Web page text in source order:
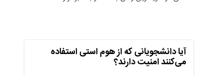
آیا دانشجویانی که از هوم استی استفاده
می‌کنند امنیت دارند؟